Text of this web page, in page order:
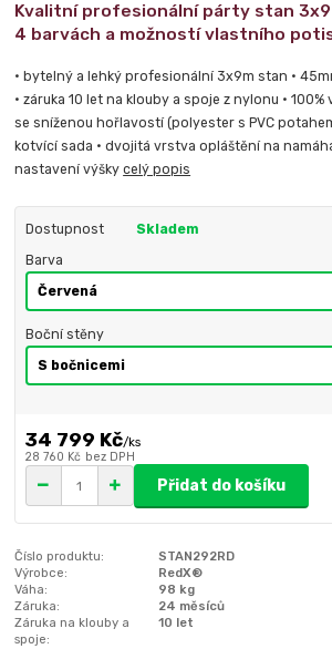
Kvalitní profesionální párty stan
4 barvách a možností vlastního
• bytelný a lehký profesionální 3x9m stan •
• záruka 10 let na klouby a spoje z nylonu •
se sníženou hořlavostí (polyester s PVC
kotvící sada • dvojitá vrstva opláštění na
nastavení výškycelý popis
Dostupnost Skladem
Barva
Boční stěny
34 799 Kč/ks
28 760 Kč bez DPH
Přidat do košíku
Číslo produktu:
STAN292RD
Výrobce:
RedX®
Váha:
98 kg
Záruka:
24 měsíců
Záruka na klouby a
spoje:
10 let